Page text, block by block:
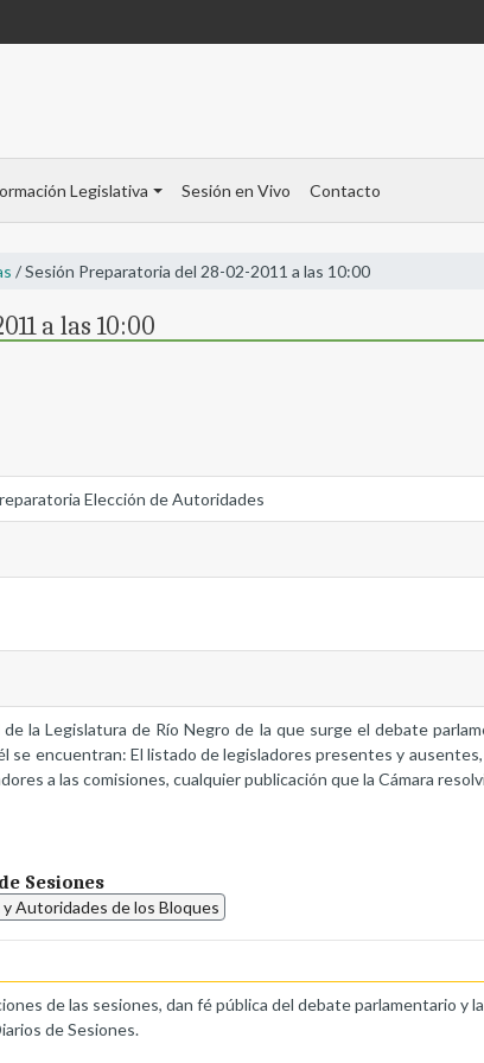
Legislativa Sesión en Vivo Contacto
/ Sesión Preparatoria del 28-02-2011 a las 10:00
a las 10:00
Elección de Autoridades
la Legislatura de Río Negro de la que surge el debate
se encuentran: El listado de legisladores presentes y
a las comisiones, cualquier publicación que la Cámara
Sesiones
Autoridades de los Bloques
de las sesiones, dan fé pública del debate parlamentario y
de Sesiones.